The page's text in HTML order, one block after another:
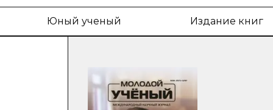
Юный ученый Издание книг